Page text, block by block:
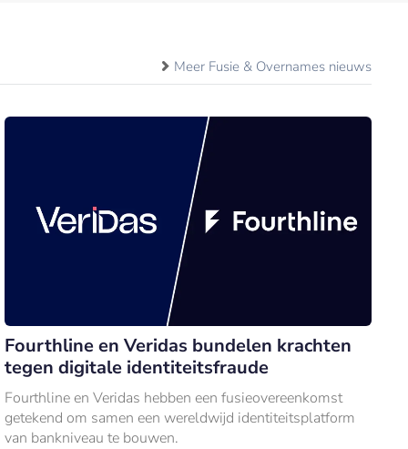
Meer Fusie & Overnames nieuws
Fourthline en Veridas bundelen krachten
tegen digitale identiteitsfraude
Fourthline en Veridas hebben een fusieovereenkomst
getekend om samen een wereldwijd identiteitsplatform
van bankniveau te bouwen.